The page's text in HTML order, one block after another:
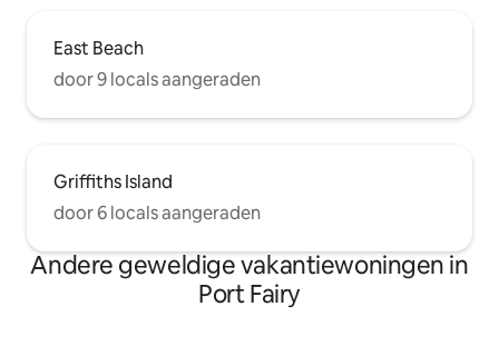
East Beach
door 9 locals aangeraden
Griffiths Island
door 6 locals aangeraden
Andere geweldige vakantiewoningen in
Port Fairy